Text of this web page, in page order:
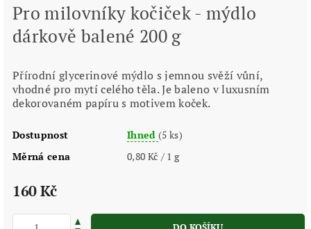
Pro milovníky kočiček - mýdlo
dárkově balené 200 g
Přírodní glycerinové mýdlo s jemnou svěží vůní,
vhodné pro mytí celého těla. Je baleno v luxusním
dekorovaném papíru s motivem koček.
Dostupnost Ihned(5 ks)
Měrná cena
0,80 Kč / 1 g
160 Kč